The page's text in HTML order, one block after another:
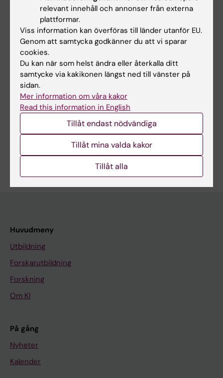
2020;11:571775
Risk Factors for Sexual Offending in Self-
Referred Men With Pedophilic Disorder: A
Swedish Case-Control Study
Wiffstrom F; Langstrom N; Landgren V; Rahm
Alla författare
Forskningsområden:
Epidemiologi
Är du Felix Wittström?
Huvudmeny
Utbildning
Forskarutbildning
Forskning
Om KI
På gång
Nyheter
Kalender
relevant innehåll och annonser från externa
plattformar.
Viss information kan överföras till länder utanför EU.
Genom att samtycka godkänner du att vi sparar
cookies.
Du kan när som helst ändra eller återkalla ditt
samtycke via kakikonen längst ned till vänster på
sidan.
Mer information om våra kakor
Read this information in English
Tillåt endast nödvändiga
Tillåt mina valda kakor
Tillåt alla